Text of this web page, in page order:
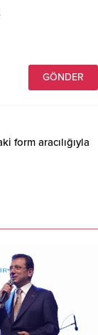
form aracılığıyla